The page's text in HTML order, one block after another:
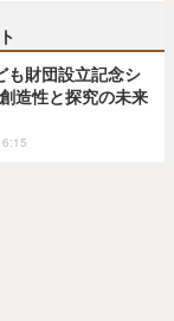
も財団設立記念シ
造性と探究の未来